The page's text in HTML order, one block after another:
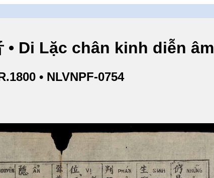
• Di Lặc chân kinh diễn âm
• NLVNPF-0754